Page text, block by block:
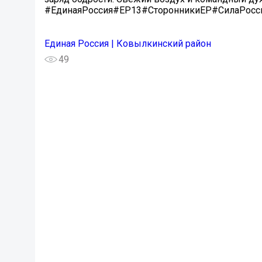
Единая Россия | Ковылкинский район
49